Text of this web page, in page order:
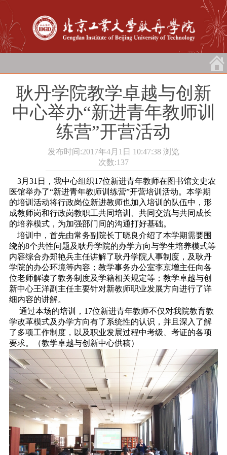
耿丹学院教学卓越与创新
中心举办“新进青年教师训
练营”开营活动
发布时间:2017年4月1日 10:47:38 浏览
次数:137
3月31日，我中心组织17位新进青年教师在图书馆文史农
医馆举办了“新进青年教师训练营”开营培训活动。本学期
的培训活动将行政岗位新进教师也加入培训的队伍中，形
成教师岗和行政岗教职工共同培训、共同交流与共同成长
的培养模式，为加强部门间的沟通打好基础。
培训中，首先由常务副院长丁晓良介绍了本学期需要围
绕的8个共性问题及耿丹学院的办学方向与学生培养模式等
内容综合办郑艳兵主任讲解了耿丹学院人事制度，及耿丹
学院的办公环境等内容；教学事务办公室李京增主任向各
位老师解读了教务制度及学籍相关规定等；教学卓越与创
新中心王洋副主任主要针对新教师职业发展方向进行了详
细内容的讲解。
通过本场的培训，17位新进青年教师不仅对我院教育教
学改革模式及办学方向有了系统性的认识，并且深入了解
了多项工作制度，以及职业发展过程中考级、考证的各项
要求。（教学卓越与创新中心供稿）